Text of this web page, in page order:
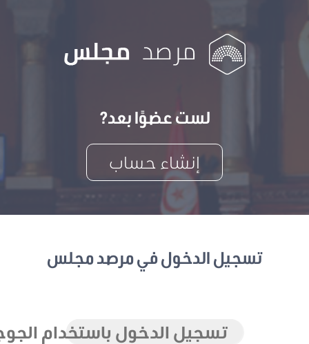
لست عضوًا بعد?
إنشاء حساب
تسجيل الدخول في مرصد مجلس
تسجيل الدخول باستخدام الجوجل